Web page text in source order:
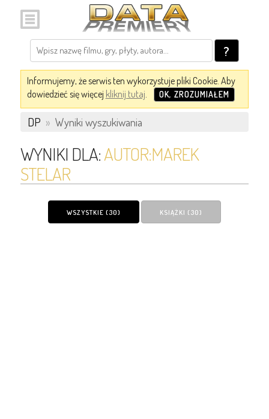
?
Informujemy, że serwis ten wykorzystuje pliki Cookie. Aby
dowiedzieć się więcej kliknij tutaj. OK, ZROZUMIAŁEM
DP » Wyniki wyszukiwania
WYNIKI DLA:AUTOR:MAREK
STELAR
WSZYSTKIE (30) KSIĄŻKI (30)